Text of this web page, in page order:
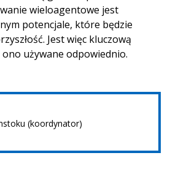
wieloagentowe jest
potencjale, które będzie
Jest więc kluczową
ono używane odpowiednio.
(koordynator)